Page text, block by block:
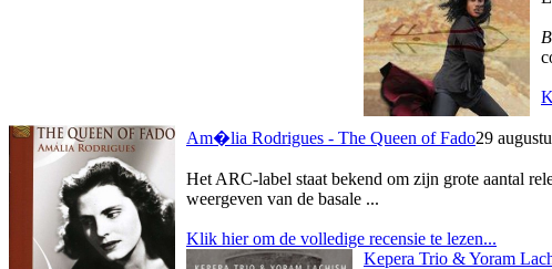
Am�lia Rodrigues - The Queen of Fado29
Het ARC-label staat bekend om zijn grote aantal
weergeven van de basale ...
Klik hier om de volledige recensie te lezen...
Kepera Trio & Yoram